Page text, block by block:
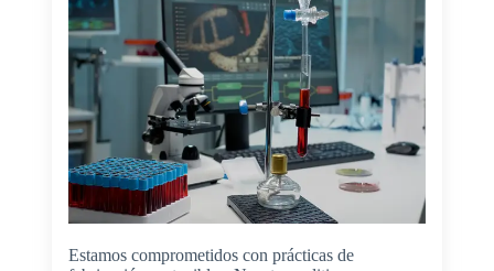
Estamos comprometidos con prácticas de